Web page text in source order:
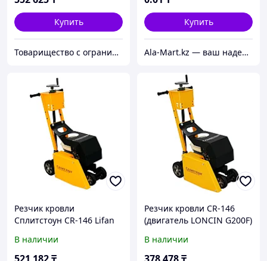
Купить
Товарищество с ограниченной ответственностью "Infinity Power"
Купить
Ala-Mart.kz — ваш надежный партнер в мире качественных товаров.
Резчик кровли
Сплитстоун CR-146 Lifan
В наличии
Резчик кровли CR-146
(двигатель LONCIN G200F)
В наличии